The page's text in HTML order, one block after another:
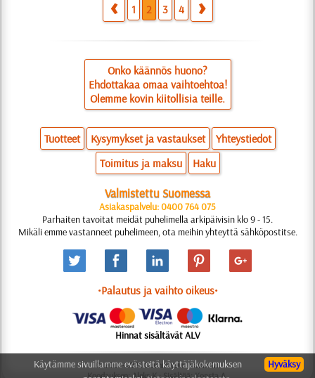
1 2 3 4
Onko käännös huono?
Ehdottakaa omaa vaihtoehtoa!
Olemme kovin kiitollisia teille.
Tuotteet Kysymykset ja vastaukset
Yhteystiedot
Toimitus ja maksu
Haku
Valmistettu Suomessa
Asiakaspalvelu: 0400 764 075
Parhaiten tavoitat meidät puhelimella arkipäivisin klo 9 - 15.
Mikäli emme vastanneet puhelimeen, ota meihin yhteyttä sähköpostitse.
•Palautus ja vaihto oikeus•
Hinnat sisältävät ALV
© 2006-2025 Suunnittelu: Natali M.
Koodauksen: Aleks K.; Sisältöä: Konsta A.
Hyväksy
Käytämme sivuillamme evästeitä käyttäjäkokemuksen